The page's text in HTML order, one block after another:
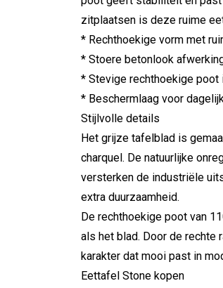
zitplaatsen is deze ruime
* Rechthoekige vorm met
* Stoere betonlook
* Stevige rechthoekige poot
* Beschermlaag voor
Stijlvolle details
Het grijze tafelblad is
charquel. De natuurlijke
versterken de industriële
extra duurzaamheid.
De rechthoekige poot van
als het blad. Door de rechte
karakter dat mooi past in
Eettafel Stone kopen